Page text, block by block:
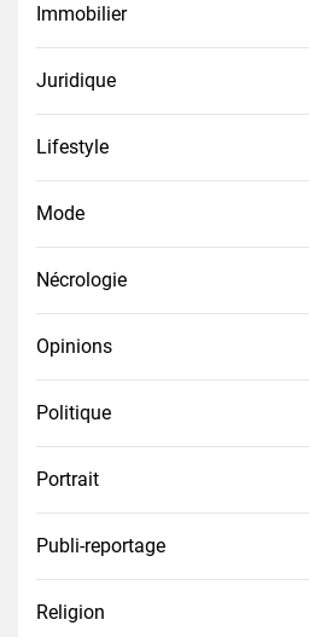
Immobilier
Juridique
Lifestyle
Mode
Nécrologie
Opinions
Politique
Portrait
Publi-reportage
Religion